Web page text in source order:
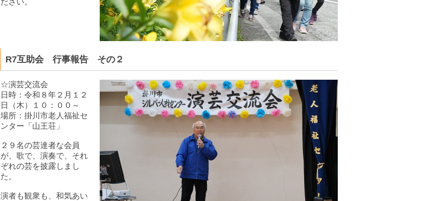
ださい。
R7互助会 行事報告 その２
☆演芸交流会
日時：令和８年２月１２
日（木）１０：００～
場所：掛川市老人福祉セ
ンター「山王荘」
２９名の芸達者な会員
が、歌で、演奏で、それ
ぞれの芸を披露しまし
た。
演者も観衆も、和気あい